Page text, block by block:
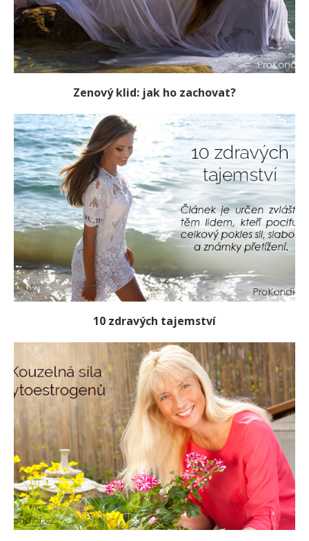
Zenový klid: jak ho zachovat?
10 zdravých tajemství